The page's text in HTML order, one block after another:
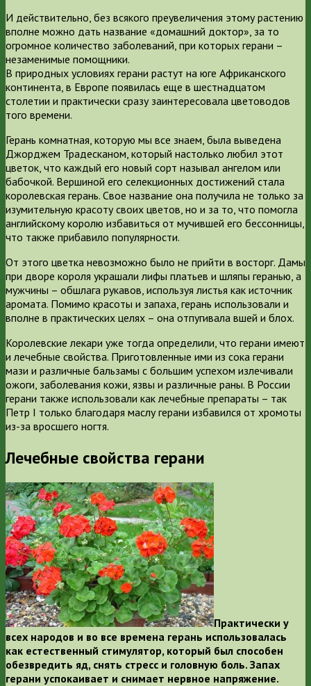
И действительно, без всякого преувеличения этому растению
вполне можно дать название «домашний доктор», за то
огромное количество заболеваний, при которых герани –
незаменимые помощники.
В природных условиях герани растут на юге Африканского
континента, в Европе появилась еще в шестнадцатом
столетии и практически сразу заинтересовала цветоводов
того времени.
Герань комнатная, которую мы все знаем, была выведена
Джорджем Традесканом, который настолько любил этот
цветок, что каждый его новый сорт называл ангелом или
бабочкой. Вершиной его селекционных достижений стала
королевская герань. Свое название она получила не только за
изумительную красоту своих цветов, но и за то, что помогла
английскому королю избавиться от мучившей его бессонницы,
что также прибавило популярности.
От этого цветка невозможно было не прийти в восторг. Дамы
при дворе короля украшали лифы платьев и шляпы геранью, а
мужчины – обшлага рукавов, используя листья как источник
аромата. Помимо красоты и запаха, герань использовали и
вполне в практических целях – она отпугивала вшей и блох.
Королевские лекари уже тогда определили, что герани имеют
и лечебные свойства. Приготовленные ими из сока герани
мази и различные бальзамы с большим успехом излечивали
ожоги, заболевания кожи, язвы и различные раны. В России
герани также использовали как лечебные препараты – так
Петр I только благодаря маслу герани избавился от хромоты
из-за вросшего ногтя.
Лечебные свойства герани
Практически у
всех народов и во все времена герань использовалась
как естественный стимулятор, который был способен
обезвредить яд, снять стресс и головную боль. Запах
герани успокаивает и снимает нервное напряжение.